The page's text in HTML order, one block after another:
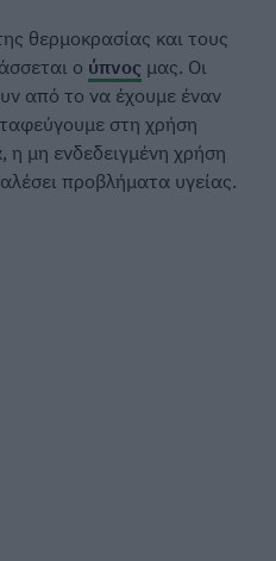
θερμοκρασίας και τους
ο ύπνος μας. Οι
από το να έχουμε έναν
στη χρήση
η μη ενδεδειγμένη χρήση
προβλήματα υγείας.